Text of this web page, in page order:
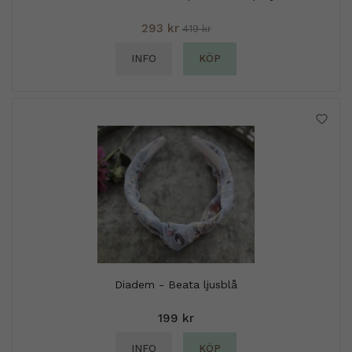
293 kr 419 kr
INFO KÖP
Diadem - Beata ljusblå
199 kr
INFO KÖP